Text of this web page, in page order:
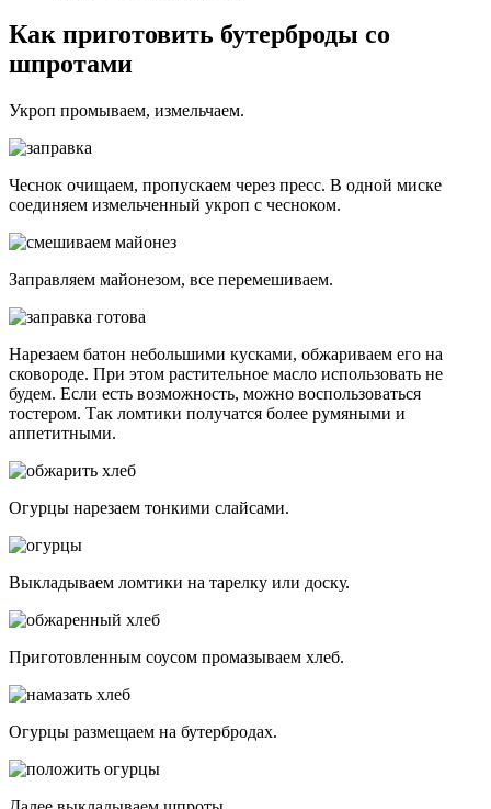
Как приготовить бутерброды со
шпротами
Укроп промываем, измельчаем.
Чеснок очищаем, пропускаем через пресс. В одной миске
соединяем измельченный укроп с чесноком.
Заправляем майонезом, все перемешиваем.
Нарезаем батон небольшими кусками, обжариваем его на
сковороде. При этом растительное масло использовать не
будем. Если есть возможность, можно воспользоваться
тостером. Так ломтики получатся более румяными и
аппетитными.
Огурцы нарезаем тонкими слайсами.
Выкладываем ломтики на тарелку или доску.
Приготовленным соусом промазываем хлеб.
Огурцы размещаем на бутербродах.